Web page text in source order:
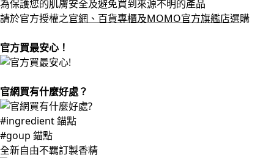
為保護您的肌膚安全及避免買到來源不明的產品
請於官方授權之官網、百貨專櫃及MOMO官方旗艦店選購
官方買最安心！
官網買有什麼好處？
#ingredient 錨點
#goup 錨點
全新自由不羈訂製香精